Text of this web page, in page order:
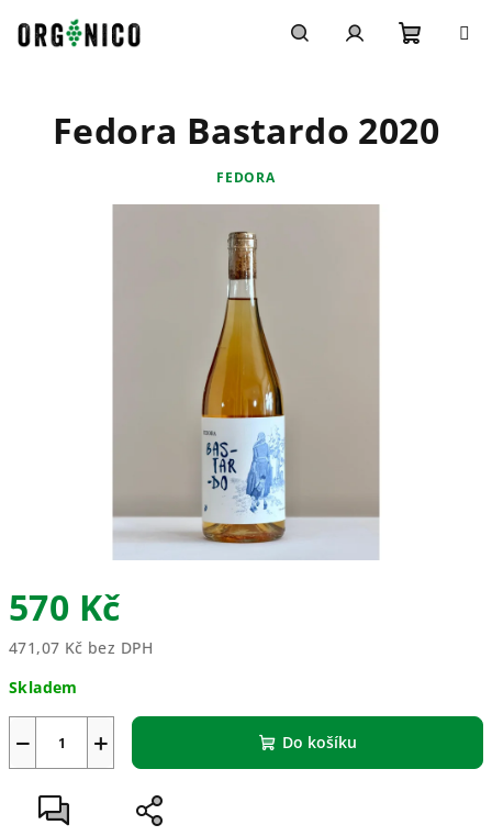
na
obsah
košík
570 Kč
471,07 Kč bez DPH
cena:
Skladem
+
− Do košíku
Fedora Bastardo 2020
FEDORA